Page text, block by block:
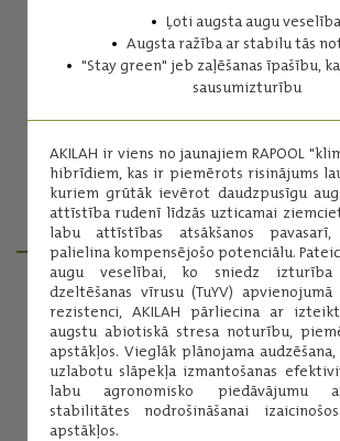
Ļoti augsta augu veselība
Augsta ražība ar stabilu tās
"Stay green" jeb zaļēšanas īpašību,
sausumizturību
AKILAH ir viens no jaunajiem RAPOOL
hibrīdiem, kas ir piemērots risinājums
kuriem grūtāk ievērot daudzpusīgu
attīstība rudenī līdzās uzticamai
labu attīstības atsākšanos
palielina kompensējošo potenciālu.
augu veselībai, ko sniedz
dzeltēšanas vīrusu (TuYV)
rezistenci, AKILAH pārliecina ar
augstu abiotiskā stresa noturību,
apstākļos. Vieglāk plānojama
uzlabotu slāpekļa izmantošanas
labu agronomisko piedāvājumu
stabilitātes nodrošināšanai
apstākļos.
Akilah
"Klimatu pārmaiņu hibrīds" ar stabilām un
sarežģītos augšanas
Augsta ražība ar stabilu tās
"Stay green" jeb zaļēšanas īpašību,
sausumizturību
Lasīt vairāk
PRODUKTU